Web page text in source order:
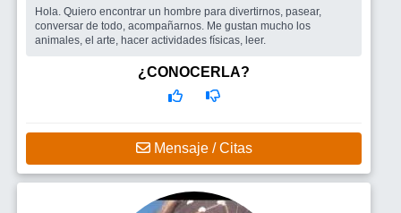
Hola. Quiero encontrar un hombre para divertirnos, pasear,
conversar de todo, acompañarnos. Me gustan mucho los
animales, el arte, hacer actividades físicas, leer.
¿CONOCERLA?
Mensaje / Citas